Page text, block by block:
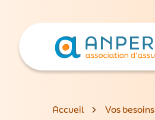
Accueil Vos besoins